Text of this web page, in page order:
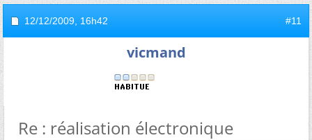
12/12/2009, 16h42 #11
vicmand
Re : réalisation électronique